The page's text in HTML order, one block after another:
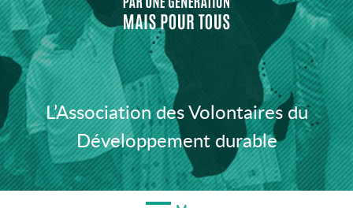
L’Association des Volontaires du
Développement durable